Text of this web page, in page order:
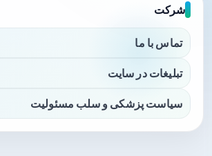
شرکت
تماس با ما
تبلیغات در سایت
سیاست پزشکی و سلب مسئولیت